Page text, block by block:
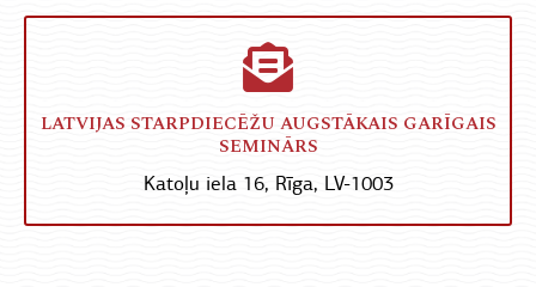
LATVIJAS STARPDIECĒŽU AUGSTĀKAIS GARĪGAIS
SEMINĀRS
Katoļu iela 16, Rīga, LV-1003